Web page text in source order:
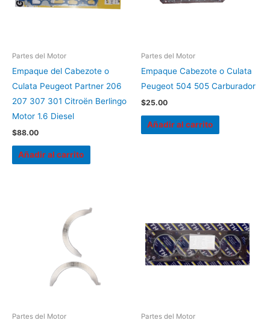
Partes del Motor
Empaque del Cabezote o
Culata Peugeot Partner 206
207 307 301 Citroën Berlingo
Motor 1.6 Diesel
$88.00
Añadir al carrito
Partes del Motor
Empaque Cabezote o Culata
Peugeot 504 505 Carburador
$25.00
Añadir al carrito
Partes del Motor Partes del Motor